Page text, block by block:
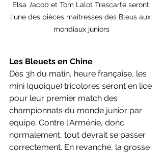
Elsa Jacob et Tom Lalot Trescarte seront
l'une des pièces maitresses des Bleus aux
mondiaux juniors
Les Bleuets en Chine
Dès 3h du matin, heure française, les
mini (quoique) tricolores seront en lice
pour leur premier match des
championnats du monde junior par
équipe. Contre l'Arménie, donc
normalement, tout devrait se passer
correctement. En revanche, la grosse